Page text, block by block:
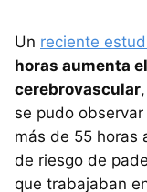
Un reciente
horas aumenta
cerebrovascular
se pudo
más de 55 horas
de riesgo de
que trabajaban